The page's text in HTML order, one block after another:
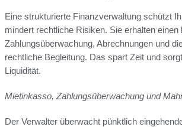
Eine strukturierte Finanzverwaltung schützt
mindert rechtliche Risiken. Sie erhalten einen
Zahlungsüberwachung, Abrechnungen und
rechtliche Begleitung. Das spart Zeit und
Liquidität.
Mietinkasso, Zahlungsüberwachung und
Der Verwalter überwacht pünktlich